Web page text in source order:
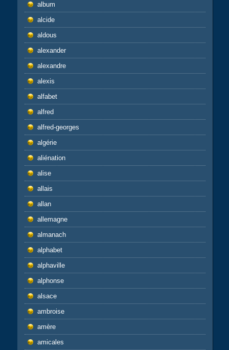
album
alcide
aldous
alexander
alexandre
alexis
alfabet
alfred
alfred-georges
algérie
aliénation
alise
allais
allan
allemagne
almanach
alphabet
alphaville
alphonse
alsace
ambroise
amère
amicales